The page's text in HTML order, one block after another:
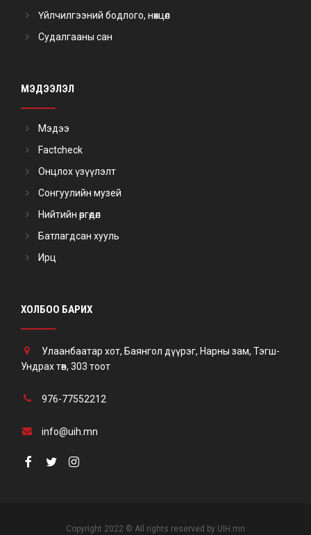
Үйлчилгээний бодлого, нөхцөл
Судалгааны сан
МЭДЭЭЛЭЛ
Мэдээ
Factcheck
Онцлох үзүүлэлт
Сонгуулийн музей
Нийтийн өргөдөл
Батлагдсан хууль
Ирц
ХОЛБОО БАРИХ
Улаанбаатар хот, Баянгол дүүрэг, Нарны зам, Тэгш-
Ундрах төв, 303 тоот
976-77552212
info@uih.mn
Copyright 2022 © All rights reserved by UIH.mn